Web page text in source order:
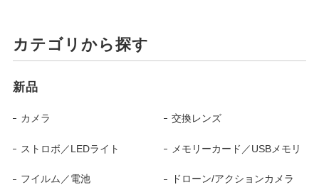
カテゴリから探す
新品
カメラ 交換レンズ
ストロボ／LEDライト メモリーカード／USBメモリ
フイルム／電池 ドローン/アクションカメラ